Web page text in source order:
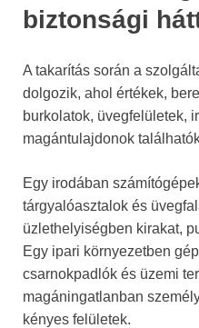
biztonsági
A takarítás során a
dolgozik, ahol értékek,
burkolatok, üvegfelületek,
magántulajdonok
Egy irodában
tárgyalóasztalok és
üzlethelyiségben kirakat,
Egy ipari környezetben
csarnokpadlók és üzemi
magáningatlanban
kényes felületek.